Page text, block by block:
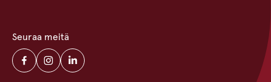
Seuraa meitä